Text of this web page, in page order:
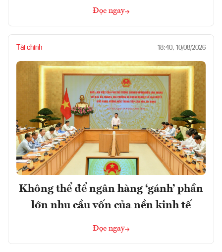
Đọc ngay
Tài chính 18:40, 10/08/2026
Không thể để ngân hàng ‘gánh’ phần
lớn nhu cầu vốn của nền kinh tế
Đọc ngay